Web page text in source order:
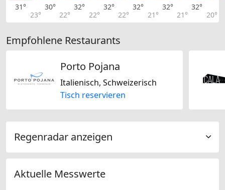
31°
23°
30°
22°
32°
22°
32°
22°
32°
21°
32°
21°
32°
20°
Empfohlene Restaurants
Porto Pojana
Italienisch, Schweizerisch
Tisch reservieren
Regenradar anzeigen
Aktuelle Messwerte